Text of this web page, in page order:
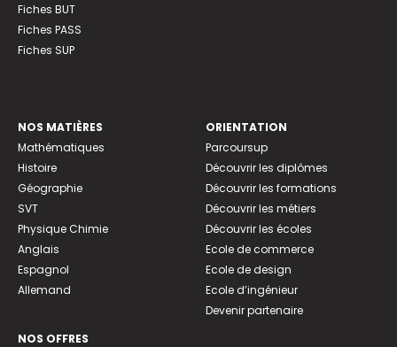
Fiches BUT
Fiches PASS
Fiches SUP
NOS MATIÈRES
Mathématiques
Histoire
Géographie
SVT
Physique Chimie
Anglais
Espagnol
Allemand
NOS OFFRES
ORIENTATION
Parcoursup
Découvrir les diplômes
Découvrir les formations
Découvrir les métiers
Découvrir les écoles
Ecole de commerce
Ecole de design
Ecole d’ingénieur
Devenir partenaire